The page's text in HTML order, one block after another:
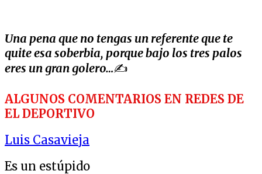
Una pena que no tengas un referente que te
quite esa soberbia, porque bajo los tres palos
eres un gran golero…✍️
ALGUNOS COMENTARIOS EN REDES DE
EL DEPORTIVO
Luis Casavieja
Es un estúpido